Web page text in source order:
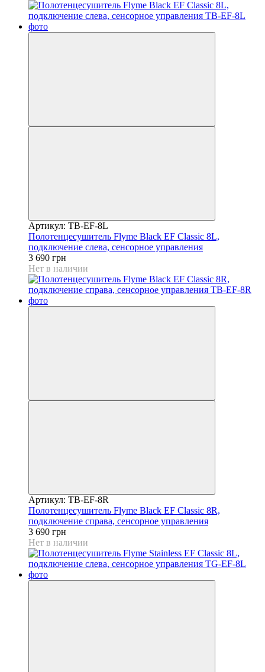
Артикул: TB-EF-8L
Полотенцесушитель Flyme Black EF Classic 8L,
подключение слева, сенсорное управления
3 690 грн
Нет в наличии
Артикул: TB-EF-8R
Полотенцесушитель Flyme Black EF Classic 8R,
подключение справа, сенсорное управления
3 690 грн
Нет в наличии